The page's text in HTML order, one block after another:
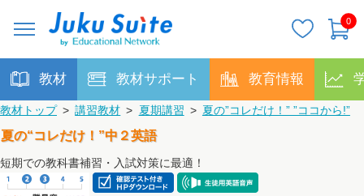
0
教材 教材サポート 教育情報
教材トップ > 講習教材 > 夏期講習 > 夏の”コレだけ！” ”ココから!”
夏の“コレだけ！”中２英語
短期での教科書補習・入試対策に最適！